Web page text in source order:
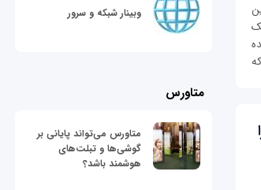
وبینار شبکه و سرور
متاورس
متاورس می‌تواند پایانی بر
گوشی‌ها و تبلت‌های
هوشمند باشد؟